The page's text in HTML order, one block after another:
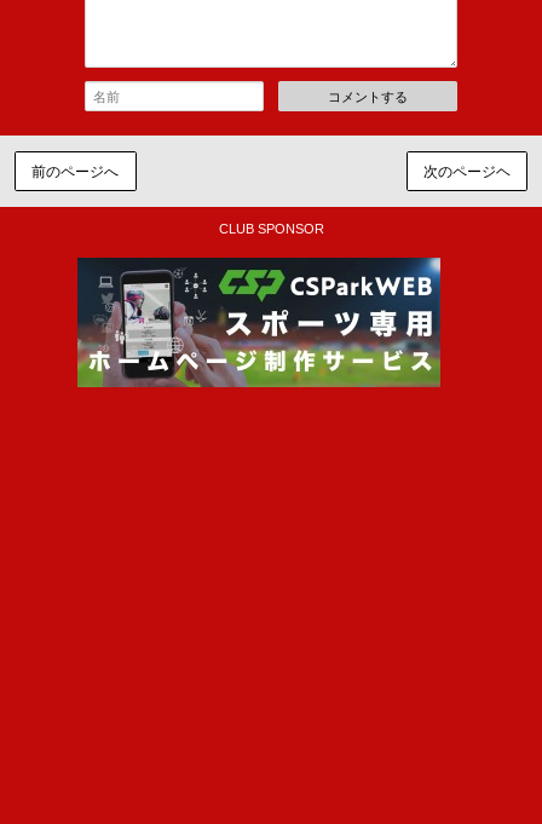
コメントする
前のページへ 次のページヘ
CLUB SPONSOR